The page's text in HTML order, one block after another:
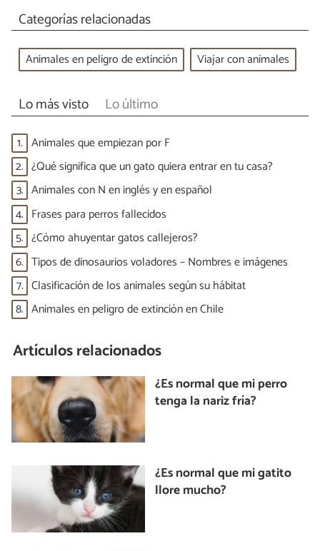
Categorías relacionadas
Animales en peligro de extinción Viajar con animales
Lo más visto Lo último
1. Animales que empiezan por F
2. ¿Qué significa que un gato quiera entrar en tu casa?
3. Animales con N en inglés y en español
4. Frases para perros fallecidos
5. ¿Cómo ahuyentar gatos callejeros?
6. Tipos de dinosaurios voladores – Nombres e imágenes
7. Clasificación de los animales según su hábitat
8. Animales en peligro de extinción en Chile
Artículos relacionados
¿Es normal que mi perro
tenga la nariz fría?
¿Es normal que mi gatito
llore mucho?